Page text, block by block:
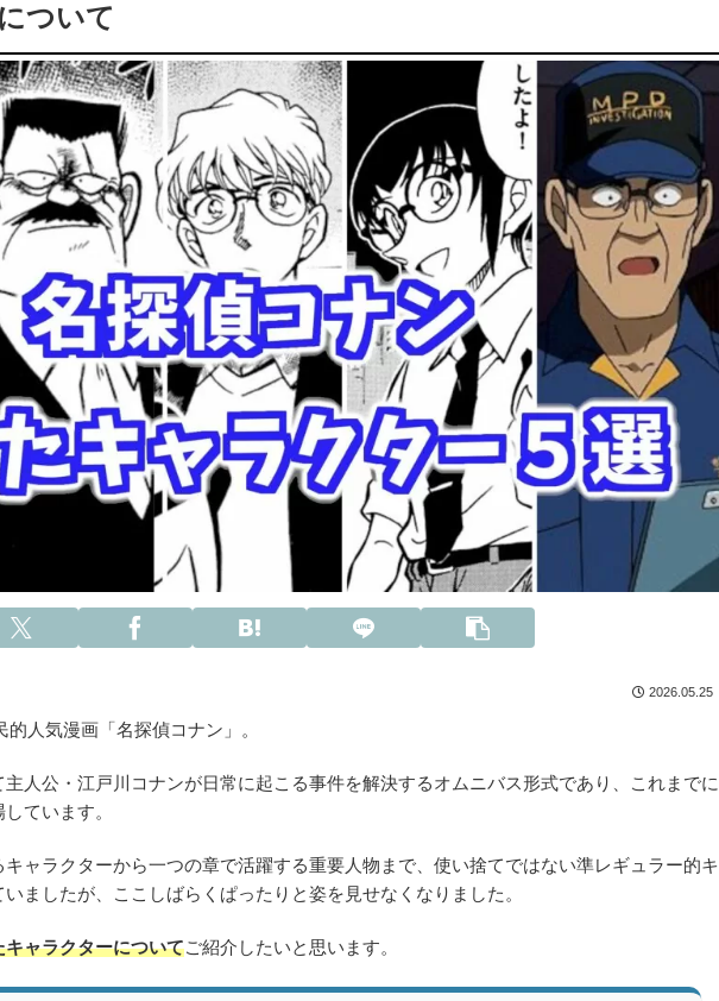
ついて
2026.05.25
人気漫画「名探偵コナン」。
人公・江戸川コナンが日常に起こる事件を解決するオムニバス形式であり、これまでに
ています。
ャラクターから一つの章で活躍する重要人物まで、使い捨てではない準レギュラー的キ
ましたが、ここしばらくぱったりと姿を見せなくなりました。
ャラクターについてご紹介したいと思います。